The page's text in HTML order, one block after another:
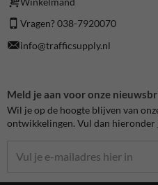
Vragen? 038-7920070
info@trafficsupply.nl
Meld je aan voor onze
Wil je op de hoogte blijven van
ontwikkelingen. Vul dan hieronder